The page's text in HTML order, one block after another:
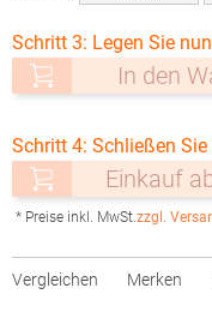
Schritt 3: Legen Sie
In den
Schritt 4: Schließen
Einkauf
* Preise inkl. MwSt.zzgl.
Vergleichen Merken